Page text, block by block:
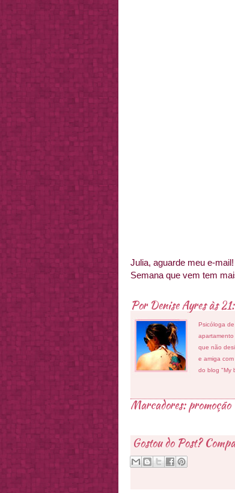
Julia, aguarde meu e-mail!
Semana que vem tem
PorDenise Ayresàs
Psicóloga
que não
e amiga
do blog "My
Marcadores:promoção
Gostou do Post?